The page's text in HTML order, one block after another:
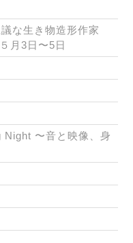
な生き物造形作家
月3日〜5日
〜音と映像、身